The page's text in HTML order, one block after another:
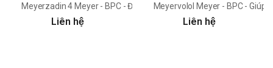
Meyerzadin 4 Meyer - BPC - Điều trị co cơ gây đau do rối loạn chức
Liên hệ
Meyervolol Meyer - BPC - Giúp
Liên hệ